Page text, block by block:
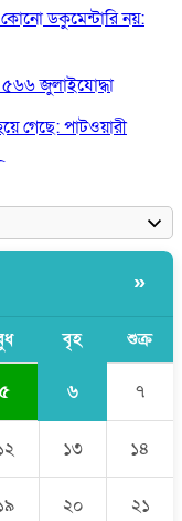
ডকুমেন্টারি নয়:
৫৬৬ জুলাইযোদ্ধা
গেছে: পাটওয়ারী
মাহমুদ
মানুষের: ড. ইউনূস
মাথায় হেলমেট পড়ে
»
বৃহ শুক্র
৫ ৬ ৭
১৩ ১৪
২০ ২১